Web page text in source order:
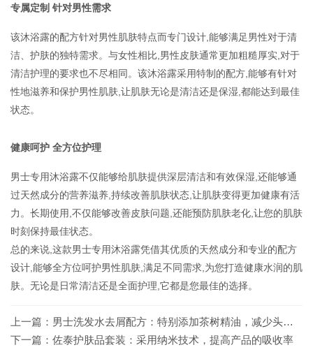
专属定制 针对男性需求
该沐浴露的配方针对男性肌肤特点而专门设计,能够满足男性对于清
洁、护肤的独特需求。与女性相比,男性皮肤通常更加粗糙厚实,对于
清洁护理的要求也不尽相同。该沐浴露采用特制的配方,能够有针对
性地滋养和保护男性肌肤,让肌肤无论是清洁还是保湿,都能达到最佳
状态。
健康呵护 全方位护理
男士专用沐浴露不仅能够给肌肤提供深层清洁和有效保湿,还能够通
过天然成分的营养滋养,持续改善肌肤状态,让肌肤变得更加健康有活
力。长期使用,不仅能够改善皮肤问题,还能预防肌肤老化,让您的肌肤
时刻保持最佳状态。
总的来说,这款男士专用沐浴露凭借其优质的天然成分和专业的配方
设计,能够全方位呵护男性肌肤,满足不同需求,为您打造健康水润的肌
肤。无论是日常清洁还是全面护理,它都是您最佳的选择。
上一篇： 男士洗发水去屑配方：特别添加茶树精油，减少头皮屑生成
下一篇： 佐泰护肤品套装：采用纳米技术，提高产品的吸收率